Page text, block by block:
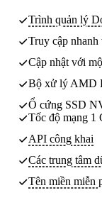
Trình quản lý
Truy cập
Cập nhật với
Bộ xử lý AMD
Ổ cứng SSD
Tốc độ mạng 1
API công khai
Các trung tâm
Tên miền miễn